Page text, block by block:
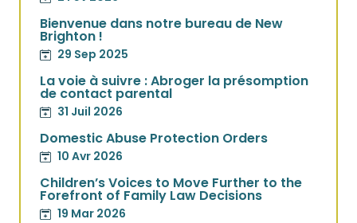
Bienvenue dans notre bureau de New
Brighton !
29 Sep 2025
La voie à suivre : Abroger la présomption
de contact parental
31 Juil 2026
Domestic Abuse Protection Orders
10 Avr 2026
Children’s Voices to Move Further to the
Forefront of Family Law Decisions
19 Mar 2026